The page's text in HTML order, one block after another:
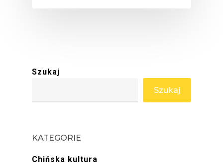
Szukaj
Szukaj
KATEGORIE
Chińska kultura